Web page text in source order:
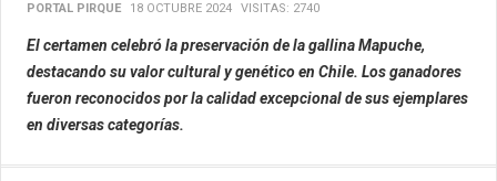
PORTAL PIRQUE 18 OCTUBRE 2024 VISITAS: 2740
El certamen celebró la preservación de la gallina Mapuche,
destacando su valor cultural y genético en Chile. Los ganadores
fueron reconocidos por la calidad excepcional de sus ejemplares
en diversas categorías.